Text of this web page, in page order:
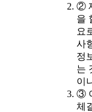
②
을
요
사
정
는
이
③
체